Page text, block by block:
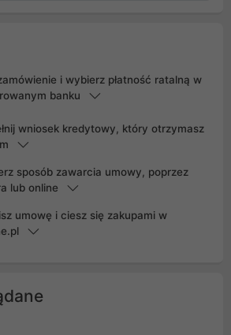
i wybierz płatność ratalną w
banku
wniosek kredytowy, który otrzymasz
sposób zawarcia umowy, poprzez
lub online
umowę i ciesz się zakupami w